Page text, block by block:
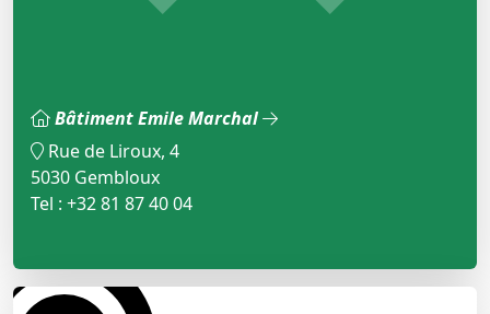
Bâtiment Emile Marchal
Rue de Liroux, 4
5030 Gembloux
Tel : +32 81 87 40 04